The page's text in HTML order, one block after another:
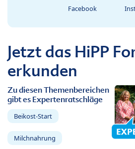
Facebook
Jetzt das HiPP
erkunden
Zu diesen Themenbereichen
gibt es Expertenratschläge
Beikost-Start
Milchnahrung